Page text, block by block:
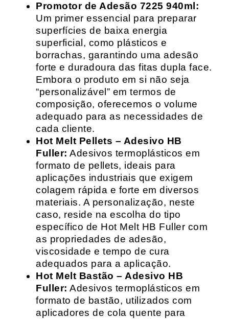
Promotor de Adesão 7225 940ml:
Um primer essencial para preparar
superfícies de baixa energia
superficial, como plásticos e
borrachas, garantindo uma adesão
forte e duradoura das fitas dupla face.
Embora o produto em si não seja
“personalizável” em termos de
composição, oferecemos o volume
adequado para as necessidades de
cada cliente.
Hot Melt Pellets – Adesivo HB
Fuller: Adesivos termoplásticos em
formato de pellets, ideais para
aplicações industriais que exigem
colagem rápida e forte em diversos
materiais. A personalização, neste
caso, reside na escolha do tipo
específico de Hot Melt HB Fuller com
as propriedades de adesão,
viscosidade e tempo de cura
adequados para a aplicação.
Hot Melt Bastão – Adesivo HB
Fuller: Adesivos termoplásticos em
formato de bastão, utilizados com
aplicadores de cola quente para